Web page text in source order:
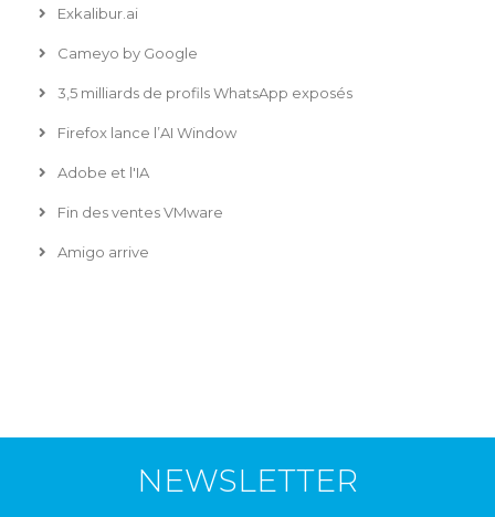
Exkalibur.ai
Cameyo by Google
3,5 milliards de profils WhatsApp exposés
Firefox lance l’AI Window
Adobe et l'IA
Fin des ventes VMware
Amigo arrive
NEWSLETTER